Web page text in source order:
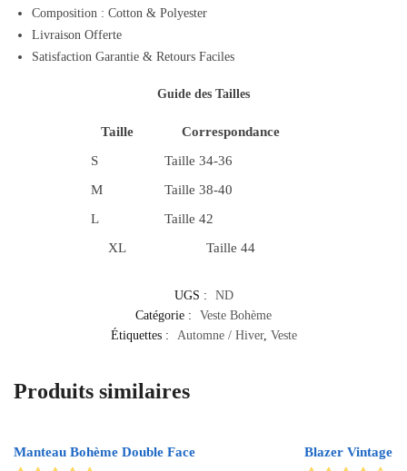
Composition : Cotton & Polyester
Livraison Offerte
Satisfaction Garantie & Retours Faciles
Guide des Tailles
Taille
Correspondance
S
Taille 34-36
M
Taille 38-40
L
Taille 42
XL
Taille 44
UGS :
ND
Catégorie :
Veste Bohème
Étiquettes :
Automne / Hiver, Veste
Produits similaires
Manteau Bohème Double Face Blazer Vintage